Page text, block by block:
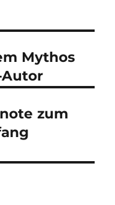
Mythos
Autor
zum